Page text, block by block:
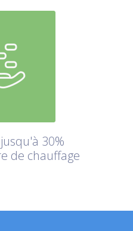
30%
de chauffage